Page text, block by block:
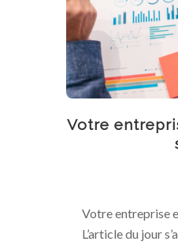
Votre
Votre entreprise
L’article du jour